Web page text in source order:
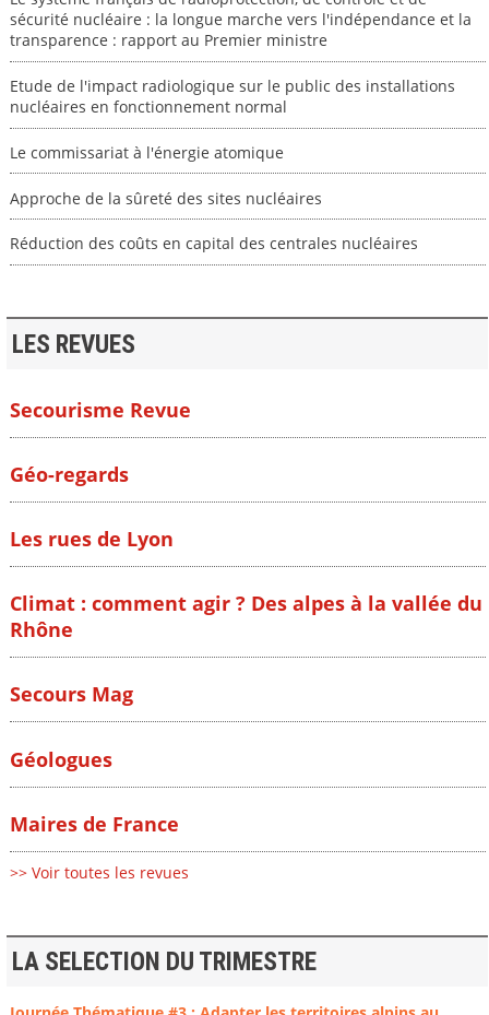
sécurité nucléaire : la longue marche vers l'indépendance et la
transparence : rapport au Premier ministre
Etude de l'impact radiologique sur le public des installations
nucléaires en fonctionnement normal
Le commissariat à l'énergie atomique
Approche de la sûreté des sites nucléaires
Réduction des coûts en capital des centrales nucléaires
LES REVUES
Secourisme Revue
Géo-regards
Les rues de Lyon
Climat : comment agir ? Des alpes à la vallée du
Rhône
Secours Mag
Géologues
Maires de France
>> Voir toutes les revues
LA SELECTION DU TRIMESTRE